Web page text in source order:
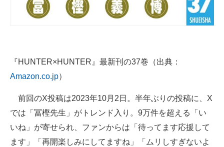
『HUNTER×HUNTER』最新刊の37巻（出典：
Amazon.co.jp）
前回のX投稿は2023年10月2日。半年ぶりの投稿に、X
では「冨樫先生」がトレンド入り。9万件を超える「い
いね」が寄せられ、ファンからは「待ってます応援して
ます」「再開楽しみにしてますね」「ムリしすぎないよ